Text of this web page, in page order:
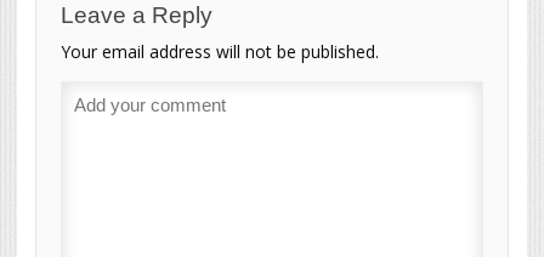
Leave a Reply
Your email address will not be published.